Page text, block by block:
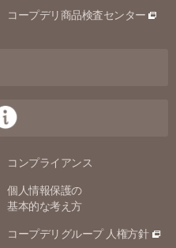
コープデリ商品検査センター
コンプライアンス
個人情報保護の
基本的な考え方
コープデリグループ 人権方針